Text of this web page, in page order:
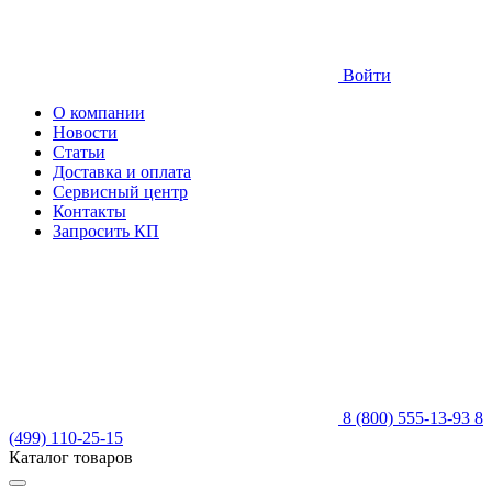
Войти
О компании
Новости
Статьи
Доставка и оплата
Сервисный центр
Контакты
Запросить КП
8 (800) 555-13-93 8
(499) 110-25-15
Каталог товаров